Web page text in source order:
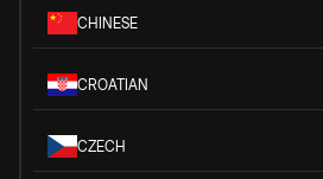
CHINESE
CROATIAN
CZECH